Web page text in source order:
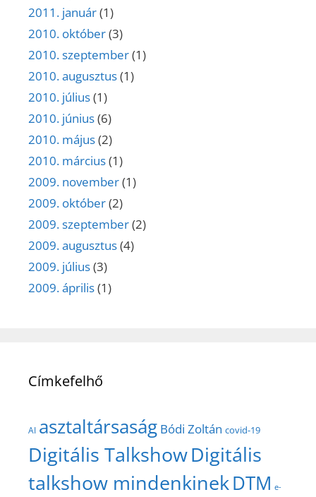
2011. január(1)
2010. október(3)
2010. szeptember(1)
2010. augusztus(1)
2010. július(1)
2010. június(6)
2010. május(2)
2010. március(1)
2009. november(1)
2009. október(2)
2009. szeptember(2)
2009. augusztus(4)
2009. július(3)
2009. április(1)
Címkefelhő
AI asztaltársaság Bódi Zoltán covid-19
Digitális TalkshowDigitális
talkshow mindenkinekDTM e-